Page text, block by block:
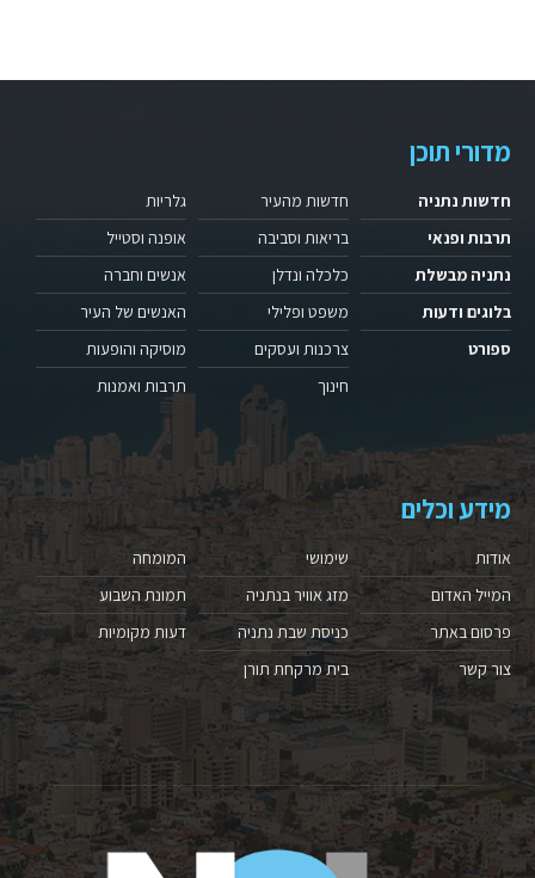
מדורי תוכן
חדשות נתניה
תרבות ופנאי
נתניה מבשלת
בלוגים ודעות
ספורט
חדשות מהעיר
בריאות וסביבה
כלכלה ונדלן
משפט ופלילי
צרכנות ועסקים
חינוך
גלריות
אופנה וסטייל
אנשים וחברה
האנשים של העיר
מוסיקה והופעות
תרבות ואמנות
מידע וכלים
אודות
המייל האדום
פרסום באתר
צור קשר
שימושי
מזג אוויר בנתניה
כניסת שבת נתניה
בית מרקחת תורן
המומחה
תמונת השבוע
דעות מקומיות